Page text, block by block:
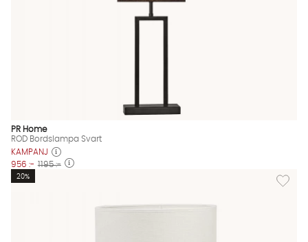
PR Home
ROD Bordslampa Svart
KAMPANJ
956 :- 1195 :-
Lägg
20%